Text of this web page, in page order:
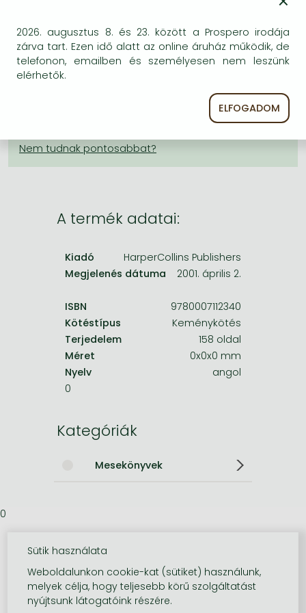
Bleach manga
One-Punch Man manga
BESZEREZHETŐSÉG
Bizonytalan a beszerezhetőség. Érdemes még
egyszer keresni szerzővel és címmel. Ha nem talál
A termék adatai:
Kiadó
HarperCollins Publishers
Megjelenés dátuma
2001. április 2.
ISBN
9780007112340
Kötéstípus
Keménykötés
Terjedelem
158 oldal
Méret
0x0x0 mm
Nyelv
angol
0
Kategóriák
Mesekönyvek
0
2026. augusztus 8. és 23. között a Prospero irodája
zárva tart. Ezen idő alatt az online áruház működik, de
telefonon, emailben és személyesen nem leszünk
elérhetők.
ELFOGADOM
Sütik használata
Weboldalunkon cookie-kat (sütiket) használunk,
melyek célja, hogy teljesebb körű szolgáltatást
nyújtsunk látogatóink részére.